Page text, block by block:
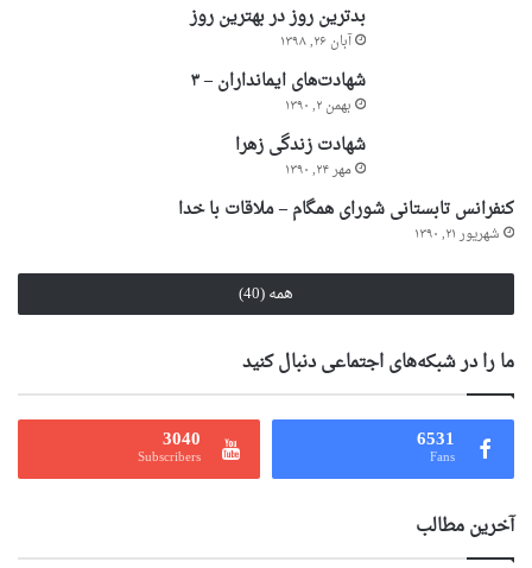
بدترین روز در بهترین روز
آبان ۲۶, ۱۳۹۸
شهادت‌های ایمانداران – ۳
بهمن ۲, ۱۳۹۰
شهادت زندگی زهرا
مهر ۲۴, ۱۳۹۰
کنفرانس تابستانی شورای همگام – ملاقات با خدا
شهریور ۲۱, ۱۳۹۰
همه (40)
ما را در شبکه‌های اجتماعی دنبال کنید
6531
Fans
3040
Subscribers
آخرین مطالب